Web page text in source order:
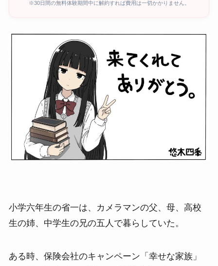
※30日間の無料体験期間中に解約すれば費用は一切かかりません。
小学六年生の省一は、カメラマンの父、母、高校
生の姉、中学生の兄の五人で暮らしていた。
ある時、保険会社のキャンペーン「幸せな家族」